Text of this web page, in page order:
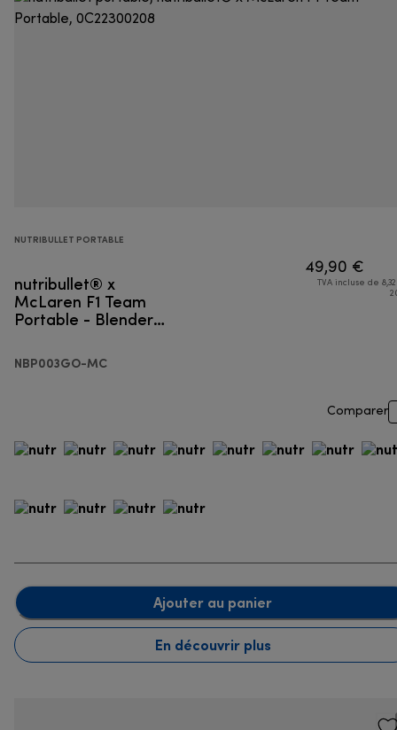
NUTRIBULLET PORTABLE
nutribullet® x
McLaren F1 Team
Portable - Blender
NBP003GO-MC
49,90 €
TVA incluse de
Comparer
Ajouter au panier
En découvrir plus